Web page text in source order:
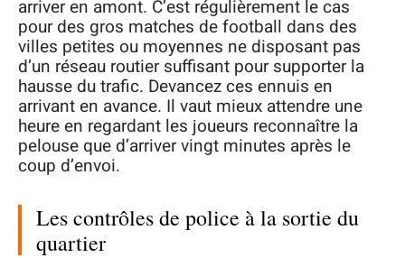
arriver en amont. C’est régulièrement le cas
pour des gros matches de football dans des
villes petites ou moyennes ne disposant pas
d’un réseau routier suffisant pour supporter la
hausse du trafic. Devancez ces ennuis en
arrivant en avance. Il vaut mieux attendre une
heure en regardant les joueurs reconnaître la
pelouse que d’arriver vingt minutes après le
coup d’envoi.
Les contrôles de police à la sortie du
quartier